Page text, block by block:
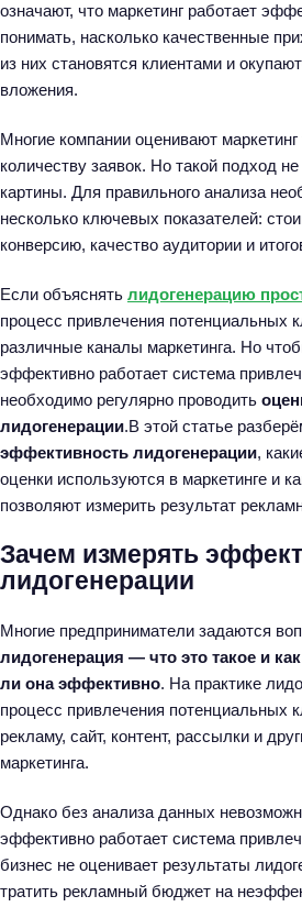
означают, что маркетинг работает
понимать, насколько качественные
из них становятся клиентами и
вложения.
Многие компании оценивают маркетинг
количеству заявок. Но такой подход
картины. Для правильного анализа
несколько ключевых показателей:
конверсию, качество аудитории и
Если объяснять лидогенерацию
процесс привлечения потенциальных
различные каналы маркетинга. Но
эффективно работает система
необходимо регулярно проводить
лидогенерации.В этой статье
эффективность лидогенерации,
оценки используются в маркетинге и
позволяют измерить результат
Зачем измерять
лидогенерации
Многие предприниматели задаются
лидогенерация — что это такое и
ли она эффективно. На практике
процесс привлечения потенциальных
рекламу, сайт, контент, рассылки и
маркетинга.
Однако без анализа данных
эффективно работает система
бизнес не оценивает результаты
тратить рекламный бюджет на